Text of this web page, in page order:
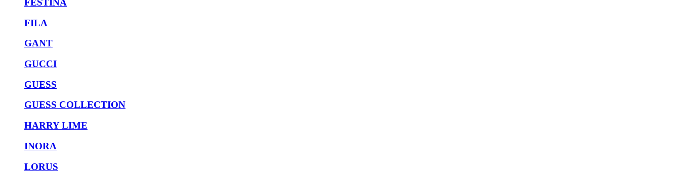
FESTINA
FILA
GANT
GUCCI
GUESS
GUESS COLLECTION
HARRY LIME
INORA
LORUS